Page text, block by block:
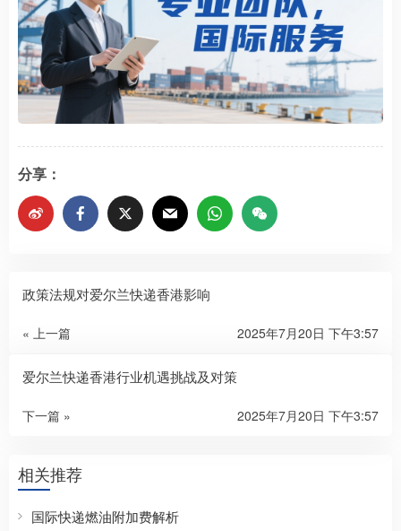
分享：
政策法规对爱尔兰快递香港影响​​​​​​​
« 上一篇 2025年7月20日 下午3:57
爱尔兰快递香港行业机遇挑战及对策
下一篇 » 2025年7月20日 下午3:57
相关推荐
国际快递燃油附加费解析